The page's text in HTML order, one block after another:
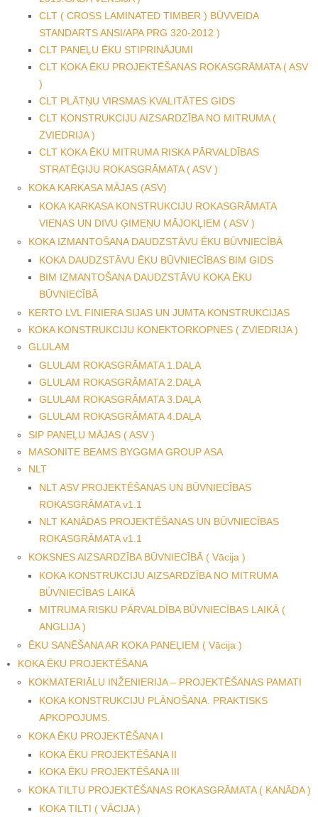
CLT ( CROSS LAMINATED TIMBER ) BŪVVEIDA
STANDARTS ANSI/APA PRG 320-2012 )
CLT PANEĻU ĒKU STIPRINĀJUMI
CLT KOKA ĒKU PROJEKTĒŠANAS ROKASGRĀMATA ( ASV
)
CLT PLĀTŅU VIRSMAS KVALITĀTES GIDS
CLT KONSTRUKCIJU AIZSARDZĪBA NO MITRUMA (
ZVIEDRIJA )
CLT KOKA ĒKU MITRUMA RISKA PĀRVALDĪBAS
STRATĒĢIJU ROKASGRĀMATA ( ASV )
KOKA KARKASA MĀJAS (ASV)
KOKA KARKASA KONSTRUKCIJU ROKASGRĀMATA
VIENAS UN DIVU ĢIMEŅU MĀJOKĻIEM ( ASV )
KOKA IZMANTOŠANA DAUDZSTĀVU ĒKU BŪVNIECĪBĀ
KOKA DAUDZSTĀVU ĒKU BŪVNIECĪBAS BIM GIDS
BIM IZMANTOŠANA DAUDZSTĀVU KOKA ĒKU
BŪVNIECĪBĀ
KERTO LVL FINIERA SIJAS UN JUMTA KONSTRUKCIJAS
KOKA KONSTRUKCIJU KONEKTORKOPNES ( ZVIEDRIJA )
GLULAM
GLULAM ROKASGRĀMATA 1.DAĻA
GLULAM ROKASGRĀMATA 2.DAĻA
GLULAM ROKASGRĀMATA 3.DAĻA
GLULAM ROKASGRĀMATA 4.DAĻA
SIP PANEĻU MĀJAS ( ASV )
MASONITE BEAMS BYGGMA GROUP ASA
NLT
NLT ASV PROJEKTĒŠANAS UN BŪVNIECĪBAS
ROKASGRĀMATA v1.1
NLT KANĀDAS PROJEKTĒŠANAS UN BŪVNIECĪBAS
ROKASGRĀMATA v1.1
KOKSNES AIZSARDZĪBA BŪVNIECĪBĀ ( Vācija )
KOKA KONSTRUKCIJU AIZSARDZĪBA NO MITRUMA
BŪVNIECĪBAS LAIKĀ
MITRUMA RISKU PĀRVALDĪBA BŪVNIECĪBAS LAIKĀ (
ANGLIJA )
ĒKU SANĒŠANA AR KOKA PANEĻIEM ( Vācija )
KOKA ĒKU PROJEKTĒŠANA
KOKMATERIĀLU INŽENIERIJA – PROJEKTĒŠANAS PAMATI
KOKA KONSTRUKCIJU PLĀNOŠANA. PRAKTISKS
APKOPOJUMS.
KOKA ĒKU PROJEKTĒŠANA I
KOKA ĒKU PROJEKTĒŠANA II
KOKA ĒKU PROJEKTĒŠANA III
KOKA TILTU PROJEKTĒŠANAS ROKASGRĀMATA ( KANĀDA )
KOKA TILTI ( VĀCIJA )